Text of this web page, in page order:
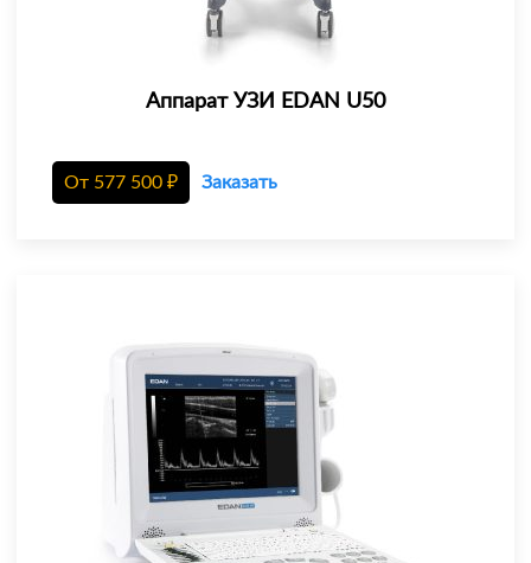
Аппарат УЗИ EDAN U50
От 577 500 ₽ Заказать